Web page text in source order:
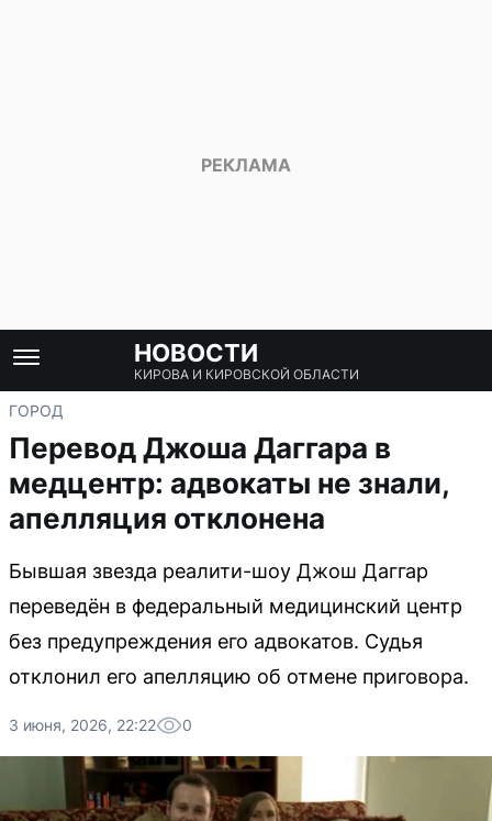
НОВОСТИ
КИРОВА И КИРОВСКОЙ ОБЛАСТИ
ГОРОД
Перевод Джоша Даггара в
медцентр: адвокаты не знали,
апелляция отклонена
Бывшая звезда реалити-шоу Джош Даггар
переведён в федеральный медицинский центр
без предупреждения его адвокатов. Судья
отклонил его апелляцию об отмене приговора.
3 июня, 2026, 22:22 0